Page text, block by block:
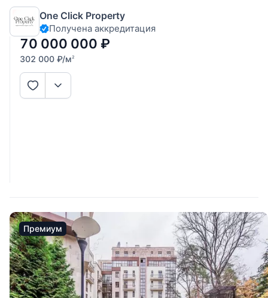
ЖК «Жуковка Шале». В квартире можно
спланировать просторную гостиную с отличным балконом,
кухню, столовую, три спальни с ванными комнатами и
гардеробными. Приятные виды на парк и
One Click Property
Получена аккредитация
70 000 000 ₽
302 000 ₽/м2
Премиум